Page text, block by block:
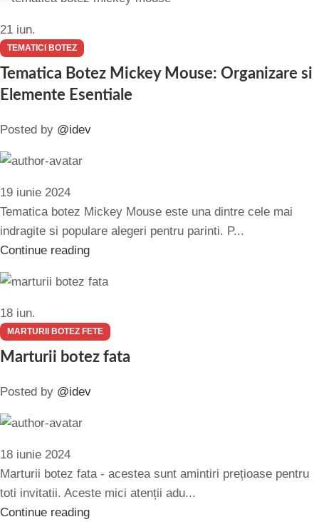
21 iun.
TEMATICI BOTEZ
Tematica Botez Mickey Mouse: Organizare si
Elemente Esentiale
Posted by @idev
19 iunie 2024
Tematica botez Mickey Mouse este una dintre cele mai
indragite si populare alegeri pentru parinti. P...
Continue reading
18 iun.
MARTURII BOTEZ FETE
Marturii botez fata
Posted by @idev
18 iunie 2024
Marturii botez fata - acestea sunt amintiri prețioase pentru
toti invitatii. Aceste mici atenții adu...
Continue reading